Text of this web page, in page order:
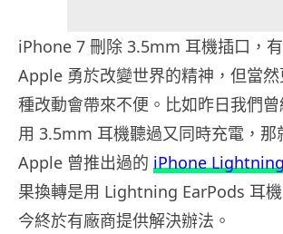
iPhone 7 刪除 3.5mm 耳機插口，
Apple 勇於改變世界的精神，但當
種改動會帶來不便。比如昨日我們
用 3.5mm 耳機聽過又同時充電，那
Apple 曾推出過的 iPhone
果換轉是用 Lightning EarPods 耳
今終於有廠商提供解決辦法。